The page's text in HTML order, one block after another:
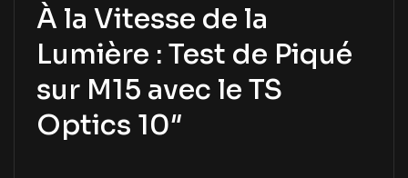
À la Vitesse de la
Lumière : Test de Piqué
sur M15 avec le TS
Optics 10″